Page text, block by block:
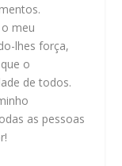
meu
lhes força,
o
de todos.
as pessoas